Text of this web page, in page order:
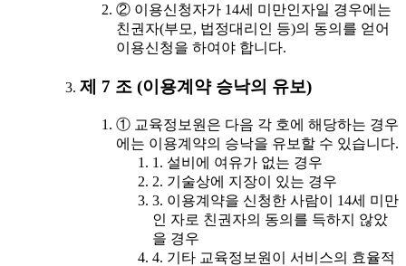
② 이용신청자가 14세 미만인자일 경우에는
친권자(부모, 법정대리인 등)의 동의를 얻어
이용신청을 하여야 합니다.
제 7 조 (이용계약 승낙의 유보)
① 교육정보원은 다음 각 호에 해당하는 경우
에는 이용계약의 승낙을 유보할 수 있습니다.
1. 설비에 여유가 없는 경우
2. 기술상에 지장이 있는 경우
3. 이용계약을 신청한 사람이 14세 미만
인 자로 친권자의 동의를 득하지 않았
을 경우
4. 기타 교육정보원이 서비스의 효율적